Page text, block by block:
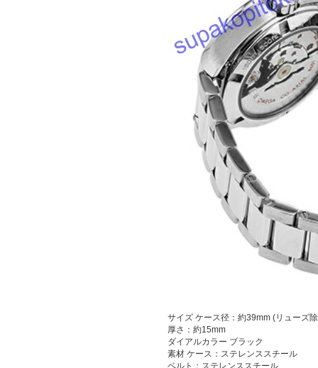
サイズ ケース径：約39mm (リューズ
厚さ：約15mm
ダイアルカラー ブラック
素材 ケース：ステレンススチール